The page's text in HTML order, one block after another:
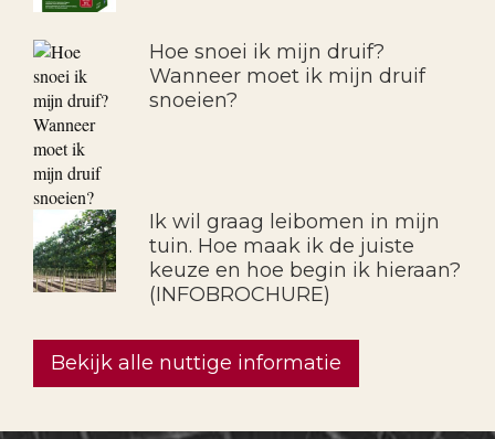
Hoe snoei ik mijn druif?
Wanneer moet ik mijn druif
snoeien?
Ik wil graag leibomen in mijn
tuin. Hoe maak ik de juiste
keuze en hoe begin ik hieraan?
(INFOBROCHURE)
Bekijk alle nuttige informatie